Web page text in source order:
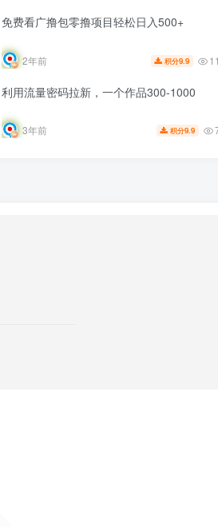
免费看广撸包零撸项目轻松日入500+
2年前 积分9.9
利用流量密码拉新，一个作品300-1000
3年前 积分9.9